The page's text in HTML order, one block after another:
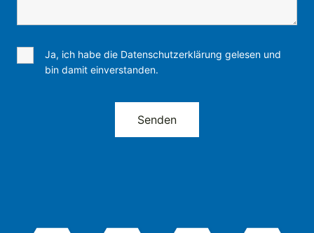
Ja, ich habe die Datenschutzerklärung gelesen und
bin damit einverstanden.